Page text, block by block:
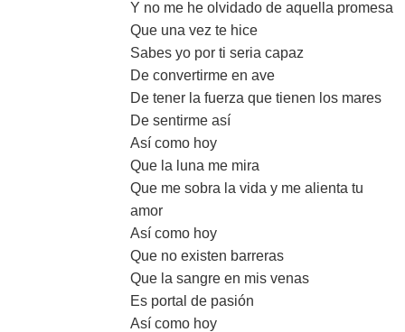
Y no me he olvidado de aquella promesa
Que una vez te hice
Sabes yo por ti seria capaz
De convertirme en ave
De tener la fuerza que tienen los mares
De sentirme así
Así como hoy
Que la luna me mira
Que me sobra la vida y me alienta tu
amor
Así como hoy
Que no existen barreras
Que la sangre en mis venas
Es portal de pasión
Así como hoy